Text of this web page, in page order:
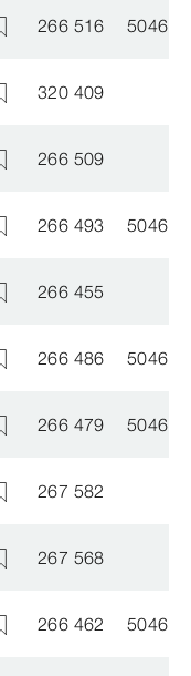
266 516
320 409
266 509
266 493
266 455
266 486
266 479
267 582
267 568
266 462